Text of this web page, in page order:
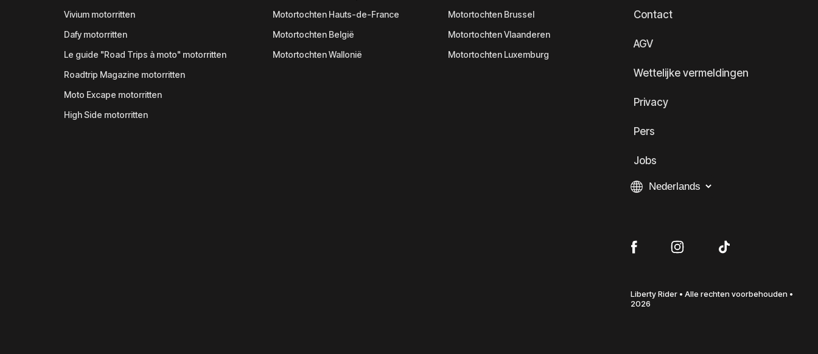
Vivium motorritten
Dafy motorritten
Le guide "Road Trips à moto" motorritten
Roadtrip Magazine motorritten
Moto Excape motorritten
High Side motorritten
Motortochten Hauts-de-France
Motortochten België
Motortochten Wallonië
Motortochten Brussel
Motortochten Vlaanderen
Motortochten Luxemburg
Contact
AGV
Wettelijke vermeldingen
Privacy
Pers
Jobs
Liberty Rider • Alle rechten voorbehouden •
2026